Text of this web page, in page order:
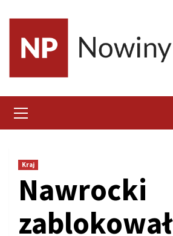
content
Menu
Kraj
Nawrocki
zablokował